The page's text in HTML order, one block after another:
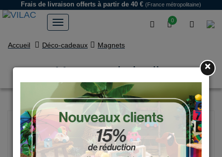
0
Frais de livraison offerts à partir de 40 € (France métropolitaine)
Accueil Déco-cadeaux Magnets
Magnets du jardin ×